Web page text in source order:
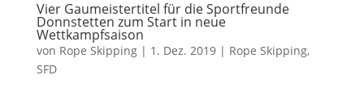
Vier Gaumeistertitel für die Sportfreunde
Donnstetten zum Start in neue
Wettkampfsaison
von Rope Skipping| 1. Dez. 2019| Rope Skipping,
SFD